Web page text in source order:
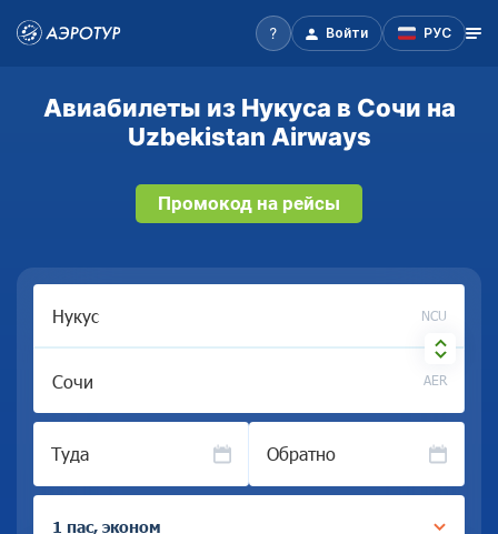
Войти РУС
Авиабилеты из Нукуса в Сочи на
Uzbekistan Airways
Промокод на рейсы
NCU
AER
Туда Обратно
1 пас, эконом